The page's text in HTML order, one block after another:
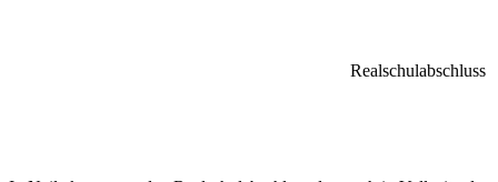
Realschulabschluss